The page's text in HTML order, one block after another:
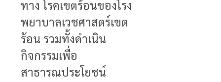
ทาง โรคเขตร้อนของโรง
พยาบาลเวชศาสตร์เขต
ร้อน รวมทั้งดำเนิน
กิจกรรมเพื่อ
สาธารณประโยชน์